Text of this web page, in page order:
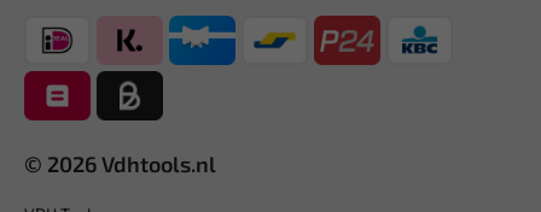
© 2026 Vdhtools.nl